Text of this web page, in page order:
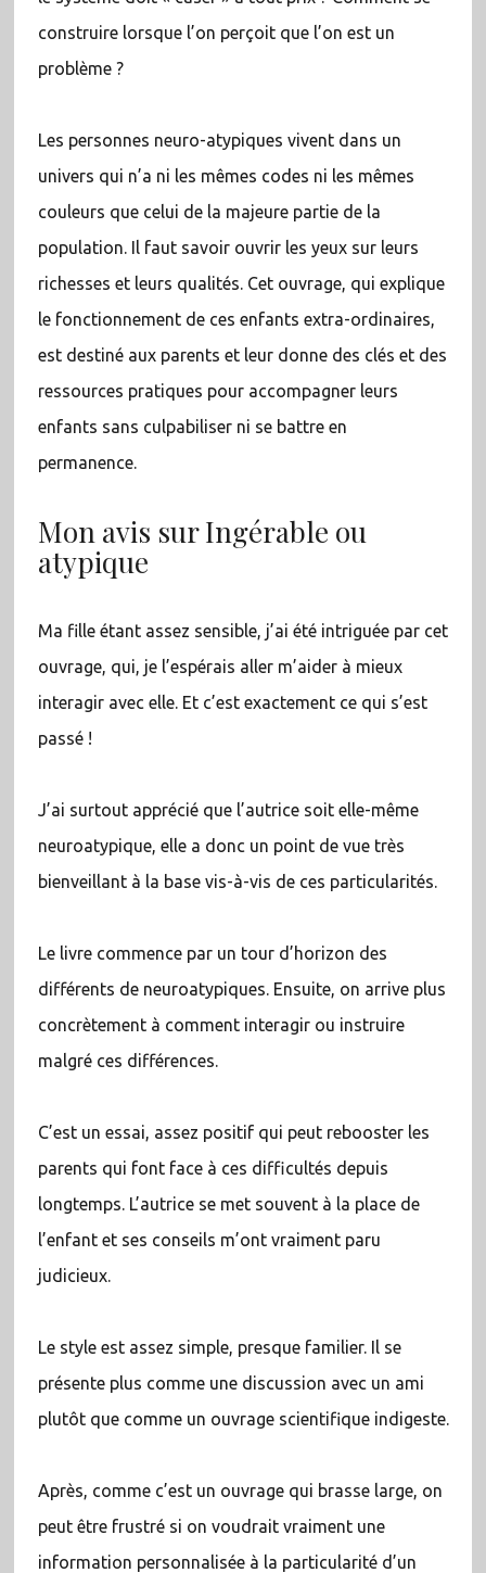
construire lorsque l’on perçoit que l’on est un
problème ?
Les personnes neuro-atypiques vivent dans un
univers qui n’a ni les mêmes codes ni les mêmes
couleurs que celui de la majeure partie de la
population. Il faut savoir ouvrir les yeux sur leurs
richesses et leurs qualités. Cet ouvrage, qui explique
le fonctionnement de ces enfants extra-ordinaires,
est destiné aux parents et leur donne des clés et des
ressources pratiques pour accompagner leurs
enfants sans culpabiliser ni se battre en
permanence.
Mon avis sur Ingérable ou
atypique
Ma fille étant assez sensible, j’ai été intriguée par cet
ouvrage, qui, je l’espérais aller m’aider à mieux
interagir avec elle. Et c’est exactement ce qui s’est
passé !
J’ai surtout apprécié que l’autrice soit elle-même
neuroatypique, elle a donc un point de vue très
bienveillant à la base vis-à-vis de ces particularités.
Le livre commence par un tour d’horizon des
différents de neuroatypiques. Ensuite, on arrive plus
concrètement à comment interagir ou instruire
malgré ces différences.
C’est un essai, assez positif qui peut rebooster les
parents qui font face à ces difficultés depuis
longtemps. L’autrice se met souvent à la place de
l’enfant et ses conseils m’ont vraiment paru
judicieux.
Le style est assez simple, presque familier. Il se
présente plus comme une discussion avec un ami
plutôt que comme un ouvrage scientifique indigeste.
Après, comme c’est un ouvrage qui brasse large, on
peut être frustré si on voudrait vraiment une
information personnalisée à la particularité d’un